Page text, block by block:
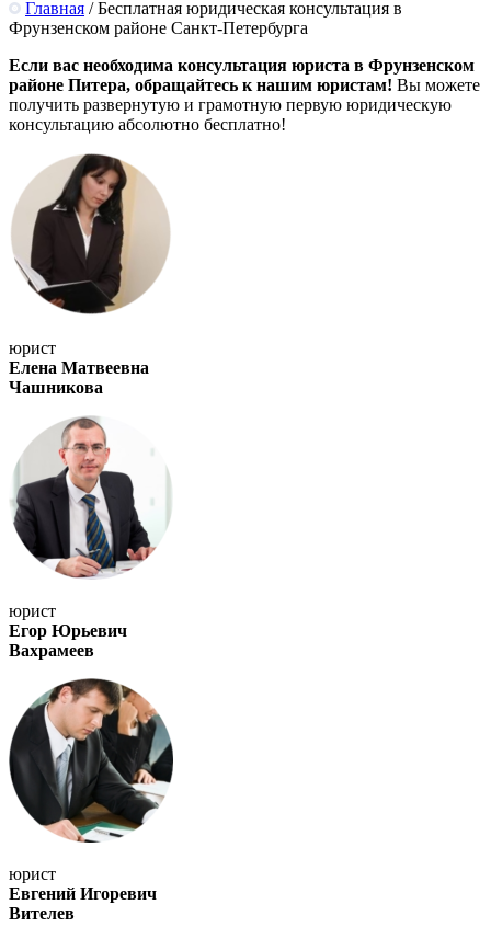
Главная / Бесплатная юридическая консультация в
Фрунзенском районе Санкт-Петербурга
Если вас необходима консультация юриста в Фрунзенском
районе Питера, обращайтесь к нашим юристам! Вы можете
получить развернутую и грамотную первую юридическую
консультацию абсолютно бесплатно!
юрист
Елена Матвеевна
Чашникова
юрист
Егор Юрьевич
Вахрамеев
юрист
Евгений Игоревич
Вителев